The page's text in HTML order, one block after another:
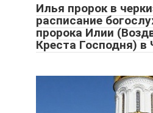
Илья пророк в
расписание
пророка Илии
Креста Господня) в